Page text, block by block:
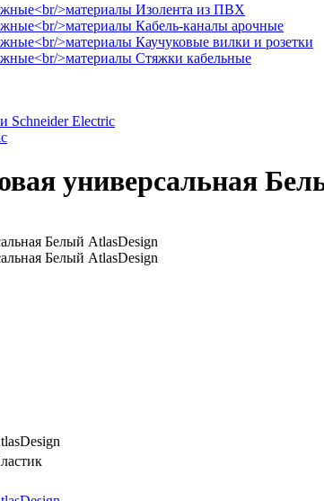
Изолента из ПВХ
Кабель-каналы арочные
Каучуковые вилки и розетки
Стяжки кабельные
Schneider Electric
универсальная